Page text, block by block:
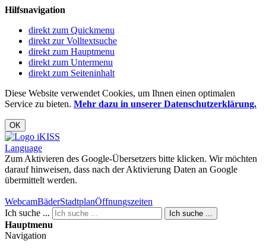
Hilfsnavigation
direkt zum Quickmenu
direkt zur Volltextsuche
direkt zum Hauptmenu
direkt zum Untermenu
direkt zum Seiteninhalt
Diese Website verwendet Cookies, um Ihnen einen optimalen
Service zu bieten. Mehr dazu in unserer Datenschutzerklärung.
OK
Language
Zum Aktivieren des Google-Übersetzers bitte klicken. Wir möchten
darauf hinweisen, dass nach der Aktivierung Daten an Google
übermittelt werden.
WebcamBäderStadtplanÖffnungszeiten
Ich suche ...
Ich suche ...
Hauptmenu
Navigation